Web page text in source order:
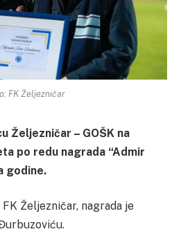
FK Željezničar
Željezničar – GOŠK na
po redu nagrada “Admir
godine.
Željezničar, nagrada je